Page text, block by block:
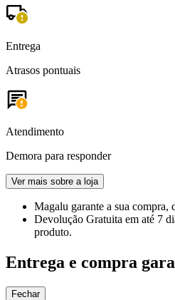
Entrega
Atrasos pontuais
Atendimento
Demora para responder
Ver mais sobre a loja
Magalu garante a sua compra,
Devolução Gratuita em até 7
produto.
Entrega e compra
Fechar